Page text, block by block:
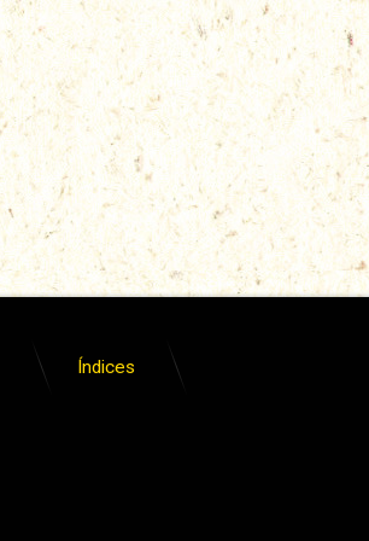
Índices